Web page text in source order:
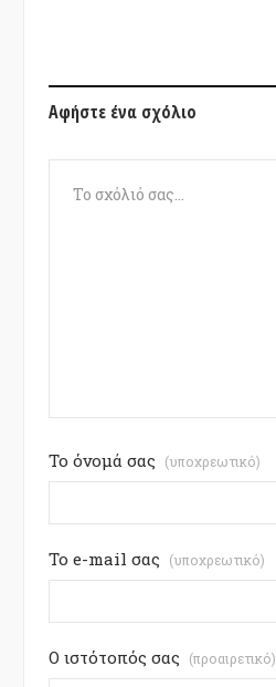
Αφήστε ένα σχόλιο
Το όνομά σας (υποχρεωτικό)
Το e-mail σας (υποχρεωτικό)
Ο ιστότοπός σας (προαιρετικό)